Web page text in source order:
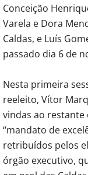
Conceição
Varela e Dora
Caldas, e Luís
passado dia 6 de
Nesta primeira
reeleito, Vítor
vindas ao restante
“mandato de
retribuídos pelos
órgão executivo,